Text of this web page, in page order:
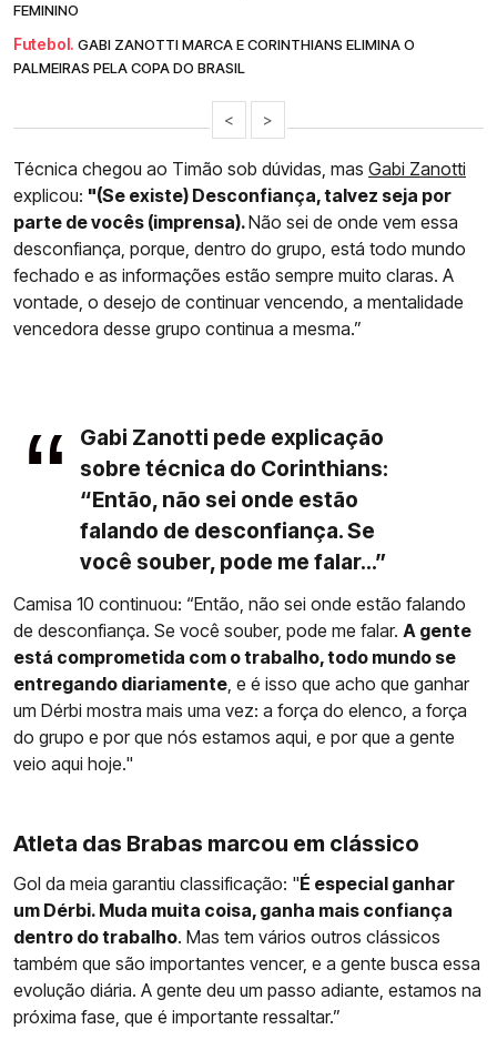
FEMININO
Futebol. GABI ZANOTTI MARCA E CORINTHIANS ELIMINA O
PALMEIRAS PELA COPA DO BRASIL
< >
Técnica chegou ao Timão sob dúvidas, mas Gabi Zanotti
explicou: "(Se existe) Desconfiança, talvez seja por
parte de vocês (imprensa).Não sei de onde vem essa
desconfiança, porque, dentro do grupo, está todo mundo
fechado e as informações estão sempre muito claras. A
vontade, o desejo de continuar vencendo, a mentalidade
vencedora desse grupo continua a mesma.”
Gabi Zanotti pede explicação
sobre técnica do Corinthians:
“Então, não sei onde estão
falando de desconfiança. Se
você souber, pode me falar...”
Camisa 10 continuou: “Então, não sei onde estão falando
de desconfiança. Se você souber, pode me falar. A gente
está comprometida com o trabalho, todo mundo se
entregando diariamente, e é isso que acho que ganhar
um Dérbi mostra mais uma vez: a força do elenco, a força
do grupo e por que nós estamos aqui, e por que a gente
veio aqui hoje."
Atleta das Brabas marcou em clássico
Gol da meia garantiu classificação: "É especial ganhar
um Dérbi. Muda muita coisa, ganha mais confiança
dentro do trabalho. Mas tem vários outros clássicos
também que são importantes vencer, e a gente busca essa
evolução diária. A gente deu um passo adiante, estamos na
próxima fase, que é importante ressaltar.”